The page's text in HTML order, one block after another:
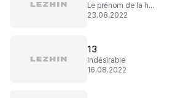
Le prénom de la honte
23.08.2022
13
Indésirable
16.08.2022